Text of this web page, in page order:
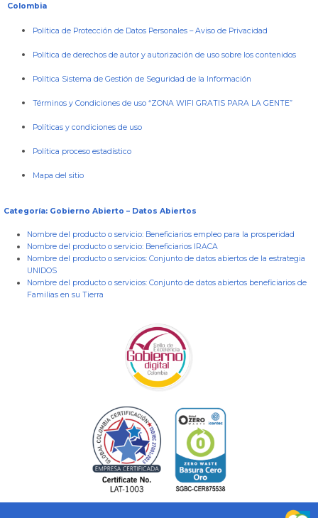
Colombia
Política de Protección de Datos Personales –Aviso de Privacidad
Política de derechos de autor y autorización de uso sobre los contenidos
Política Sistema de Gestión de Seguridad de la Información
Términos y Condiciones de uso “ZONA WIFI GRATIS PARA LA GENTE”
Políticas y condiciones de uso
Política proceso estadístico
Mapa del sitio
Categoría: Gobierno Abierto – Datos Abiertos
Nombre del producto o servicio: Beneficiarios empleo para la prosperidad
Nombre del producto o servicio: Beneficiarios IRACA
Nombre del producto o servicios: Conjunto de datos abiertos de la estrategia
UNIDOS
Nombre del producto o servicios: Conjunto de datos abiertos beneficiarios de
Familias en su Tierra